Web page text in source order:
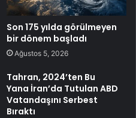
Son 175 yılda görülmeyen
bir dönem başladı
Ağustos 5, 2026
Tahran, 2024’ten Bu
Yana İran’da Tutulan ABD
Vatandaşını Serbest
Bıraktı